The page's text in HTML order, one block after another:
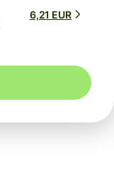
6,21 EUR